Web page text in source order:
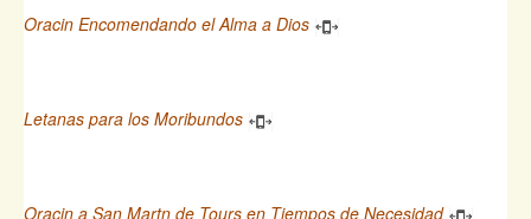
Oracin Encomendando el Alma a Dios
Letanas para los Moribundos
Oracin a San Martn de Tours en Tiempos de Necesidad